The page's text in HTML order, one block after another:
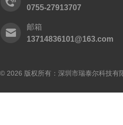
0755-27913707
邮箱
13714836101@163.com
© 2026 版权所有：深圳市瑞泰尔科技有